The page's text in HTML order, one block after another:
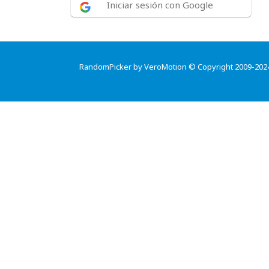
Iniciar sesión con Google
RandomPicker by VeroMotion © Copyright 2009-